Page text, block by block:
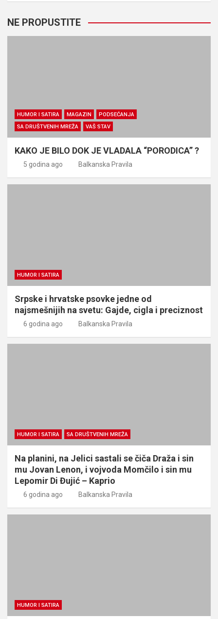
NE PROPUSTITE
HUMOR I SATIRA MAGAZIN
PODSEĆANJA
SA DRUŠTVENIH MREŽA
VAŠ STAV
KAKO JE BILO DOK JE VLADALA “PORODICA” ?
5 godina ago Balkanska Pravila
HUMOR I SATIRA
Srpske i hrvatske psovke jedne od
najsmešnijih na svetu: Gajde, cigla i preciznost
6 godina ago Balkanska Pravila
HUMOR I SATIRA SA DRUŠTVENIH MREŽA
Na planini, na Jelici sastali se čiča Draža i sin
mu Jovan Lenon, i vojvoda Momčilo i sin mu
Lepomir Di Đujić – Kaprio
6 godina ago Balkanska Pravila
HUMOR I SATIRA